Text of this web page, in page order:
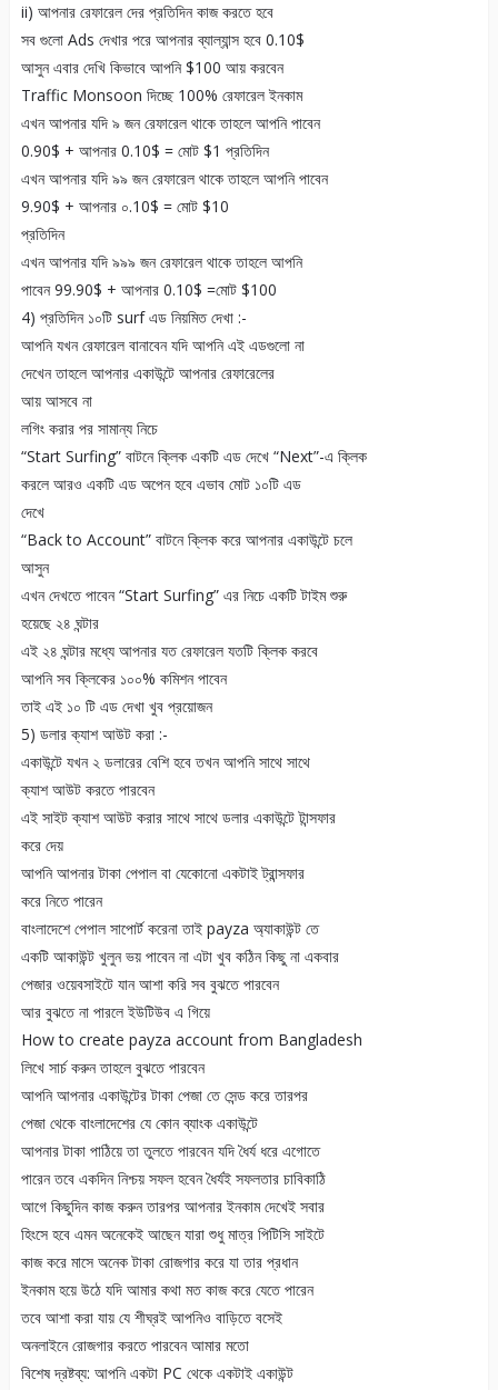
ii) আপনার রেফারেল দের প্রতিদিন কাজ করতে হবে
সব গুলো Ads দেখার পরে আপনার ব্যাল্যান্স হবে 0.10$
আসুন এবার দেখি কিভাবে আপনি $100 আয় করবেন
Traffic Monsoon দিচ্ছে 100% রেফারেল ইনকাম
এখন আপনার যদি ৯ জন রেফারেল থাকে তাহলে আপনি পাবেন
0.90$ + আপনার 0.10$ = মোট $1 প্রতিদিন
এখন আপনার যদি ৯৯ জন রেফারেল থাকে তাহলে আপনি পাবেন
9.90$ + আপনার ০.10$ = মোট $10
প্রতিদিন
এখন আপনার যদি ৯৯৯ জন রেফারেল থাকে তাহলে আপনি
পাবেন 99.90$ + আপনার 0.10$ =মোট $100
4) প্রতিদিন ১০টি surf এড নিয়মিত দেখা :-
আপনি যখন রেফারেল বানাবেন যদি আপনি এই এডগুলো না
দেখেন তাহলে আপনার একাউন্টে আপনার রেফারেলের
আয় আসবে না
লগিং করার পর সামান্য নিচে
“Start Surfing” বাটনে ক্লিক একটি এড দেখে “Next”-এ ক্লিক
করলে আরও একটি এড অপেন হবে এভাব মোট ১০টি এড
দেখে
“Back to Account” বাটনে ক্লিক করে আপনার একাউন্টে চলে
আসুন
এখন দেখতে পাবেন “Start Surfing” এর নিচে একটি টাইম শুরু
হয়েছে ২৪ ঘন্টার
এই ২৪ ঘন্টার মধ্যে আপনার যত রেফারেল যতটি ক্লিক করবে
আপনি সব ক্লিকের ১০০% কমিশন পাবেন
তাই এই ১০ টি এড দেখা খুব প্রয়োজন
5) ডলার ক্যাশ আউট করা :-
একাউন্টে যখন ২ ডলারের বেশি হবে তখন আপনি সাথে সাথে
ক্যাশ আউট করতে পারবেন
এই সাইট ক্যাশ আউট করার সাথে সাথে ডলার একাউন্টে টান্সফার
করে দেয়
আপনি আপনার টাকা পেপাল বা যেকোনো একটাই ট্রান্সফার
করে নিতে পারেন
বাংলাদেশে পেপাল সাপোর্ট করেনা তাই payza অ্যাকাউন্ট তে
একটি আকাউন্ট খুলুন ভয় পাবেন না এটা খুব কঠিন কিছু না একবার
পেজার ওয়েবসাইটে যান আশা করি সব বুঝতে পারবেন
আর বুঝতে না পারলে ইউটিউব এ গিয়ে
How to create payza account from Bangladesh
লিখে সার্চ করুন তাহলে বুঝতে পারবেন
আপনি আপনার একাউন্টের টাকা পেজা তে সেন্ড করে তারপর
পেজা থেকে বাংলাদেশের যে কোন ব্যাংক একাউন্টে
আপনার টাকা পাঠিয়ে তা তুলতে পারবেন যদি ধৈর্য ধরে এগোতে
পারেন তবে একদিন নিশ্চয় সফল হবেন ধৈর্যই সফলতার চাবিকাঠি
আগে কিছুদিন কাজ করুন তারপর আপনার ইনকাম দেখেই সবার
হিংসে হবে এমন অনেকেই আছেন যারা শুধু মাত্র পিটিসি সাইটে
কাজ করে মাসে অনেক টাকা রোজগার করে যা তার প্রধান
ইনকাম হয়ে উঠে যদি আমার কথা মত কাজ করে যেতে পারেন
তবে আশা করা যায় যে শীঘ্রই আপনিও বাড়িতে বসেই
অনলাইনে রোজগার করতে পারবেন আমার মতো
বিশেষ দ্রষ্টব্য: আপনি একটা PC থেকে একটাই একাউন্ট